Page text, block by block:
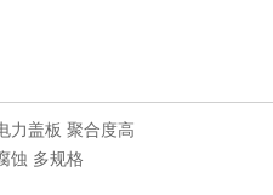
力盖板 聚合度高
蚀 多规格